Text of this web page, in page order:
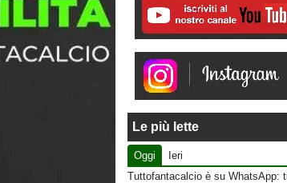
Le più lette
Oggi
Ieri